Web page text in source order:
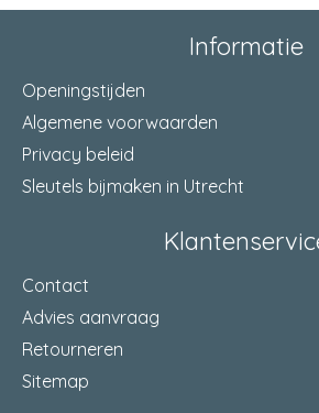
Informatie
Openingstijden
Algemene voorwaarden
Privacy beleid
Sleutels bijmaken in Utrecht
Contact
Advies aanvraag
Retourneren
Sitemap